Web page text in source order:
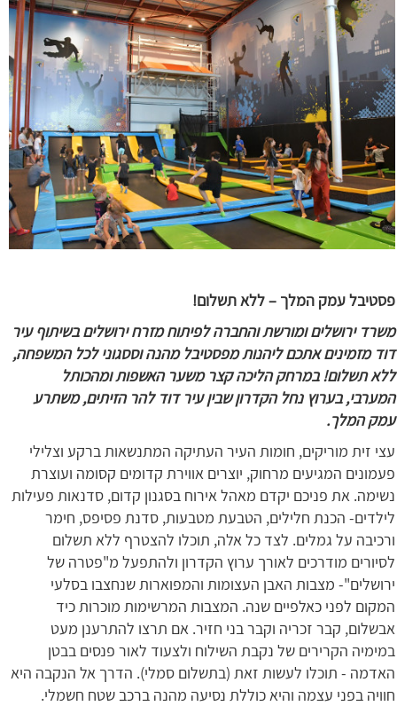
פסטיבל עמק המלך – ללא תשלום!
משרד ירושלים ומורשת והחברה לפיתוח מזרח ירושלים בשיתוף עיר
דוד מזמינים אתכם ליהנות מפסטיבל מהנה וססגוני לכל המשפחה,
ללא תשלום! במרחק הליכה קצר משער האשפות ומהכותל
המערבי, בערוץ נחל הקדרון שבין עיר דוד להר הזיתים, משתרע
עמק המלך.
עצי זית מוריקים, חומות העיר העתיקה המתנשאות ברקע וצלילי
פעמונים המגיעים מרחוק, יוצרים אווירת קדומים קסומה ועוצרת
נשימה. את פניכם יקדם מאהל אירוח בסגנון קדום, סדנאות פעילות
לילדים- הכנת חלילים, הטבעת מטבעות, סדנת פסיפס, חימר
ורכיבה על גמלים. לצד כל אלה, תוכלו להצטרף ללא תשלום
לסיורים מודרכים לאורך ערוץ הקדרון ולהתפעל מ"פטרה של
ירושלים"- מצבות האבן העצומות והמפוארות שנחצבו בסלעי
המקום לפני כאלפיים שנה. המצבות המרשימות מוכרות כיד
אבשלום, קבר זכריה וקבר בני חזיר. אם תרצו להתרענן מעט
במימיה הקרירים של נקבת השילוח ולצעוד לאור פנסים בבטן
האדמה - תוכלו לעשות זאת (בתשלום סמלי). הדרך אל הנקבה היא
חוויה בפני עצמה והיא כוללת נסיעה מהנה ברכב שטח חשמלי.